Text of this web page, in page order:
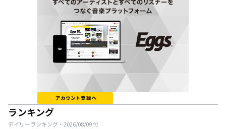
ランキング
デイリーランキング・ 2026/08/09付